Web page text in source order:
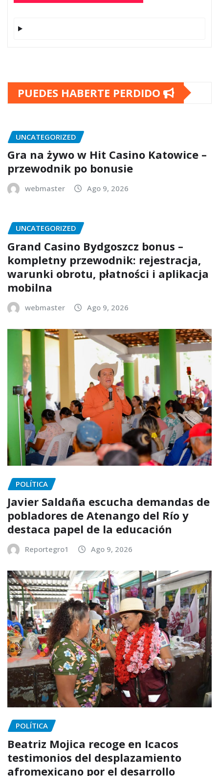
PUEDES HABERTE PERDIDO
UNCATEGORIZED
Gra na żywo w Hit Casino Katowice –
przewodnik po bonusie
webmaster Ago 9, 2026
UNCATEGORIZED
Grand Casino Bydgoszcz bonus –
kompletny przewodnik: rejestracja,
warunki obrotu, płatności i aplikacja
mobilna
webmaster Ago 9, 2026
POLÍTICA
Javier Saldaña escucha demandas de
pobladores de Atenango del Río y
destaca papel de la educación
Reportegro1 Ago 9, 2026
POLÍTICA
Beatriz Mojica recoge en Icacos
testimonios del desplazamiento
afromexicano por el desarrollo